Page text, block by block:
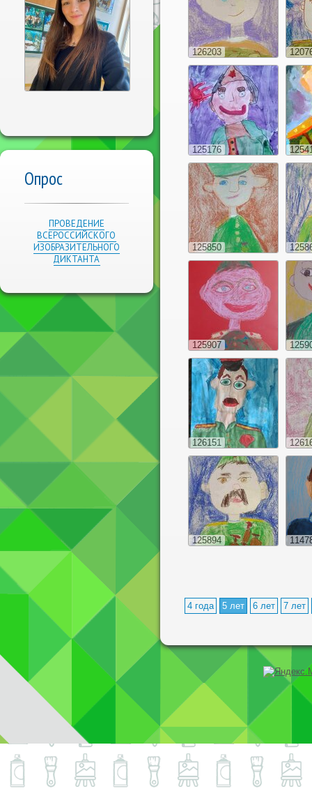
Опрос
ПРОВЕДЕНИЕ
ВСЕРОССИЙСКОГО
ИЗОБРАЗИТЕЛЬНОГО
ДИКТАНТА
126203
125176
125850
125907
126151
125894
4 года 5 лет 6 лет 7 лет